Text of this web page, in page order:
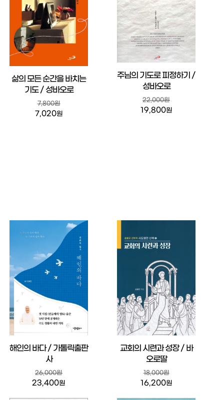
삶의 모든 순간을 바치는
기도 / 성바오로
7,800원
7,020원
주님의 기도로 피정하기 /
성바오로
22,000원
19,800원
해인의 바다 / 가톨릭출판
사
26,000원
23,400원
교회의 시련과 성장 / 바
오로딸
18,000원
16,200원